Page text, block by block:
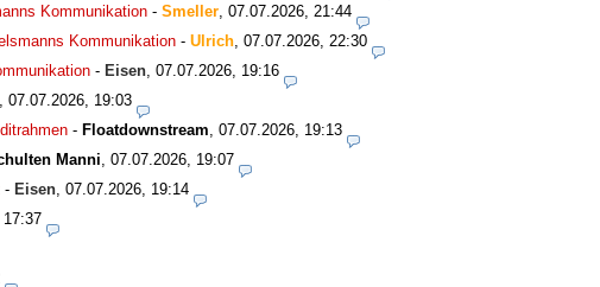
Kommunikation - Smeller 07.07.2026, 21:44
Kommunikation - Ulrich 07.07.2026, 22:30
- Eisen 07.07.2026, 19:16
07.07.2026, 19:03
- Floatdownstream 07.07.2026, 19:13
Manni 07.07.2026, 19:07
- Eisen 07.07.2026, 19:14